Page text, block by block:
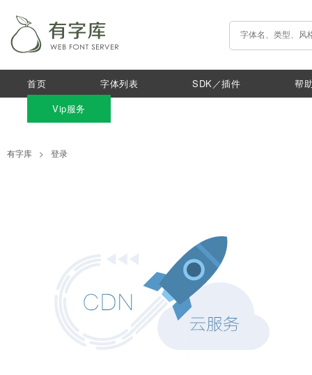
首页 字体列表 SDK／插件
帮
Vip服务
有字库 > 登录